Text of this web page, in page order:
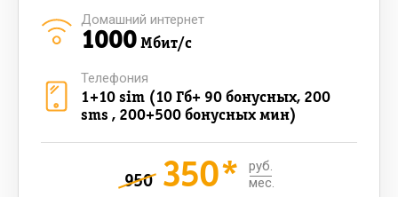
1000Мбит/с
Домашний интернет
1+10 sim (10 Гб+ 90 бонусных, 200
sms , 200+500 бонусных мин)
Телефония
950 350*
руб.
мес.